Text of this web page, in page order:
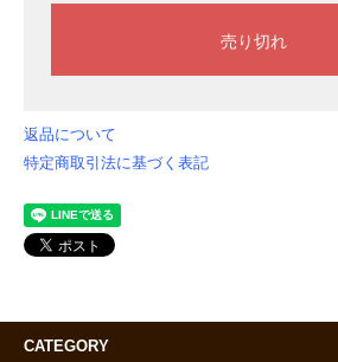
返品について
特定商取引法に基づく表記
CATEGORY